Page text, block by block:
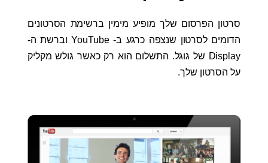
סרטון הפרסום שלך מופיע מימין ברשימת הסרטונים
הדומים לסרטון שנצפה כרגע ב- YouTube וברשת ה-
Display של גוגל. התשלום הוא רק כאשר גולש מקליק
על הסרטון שלך.